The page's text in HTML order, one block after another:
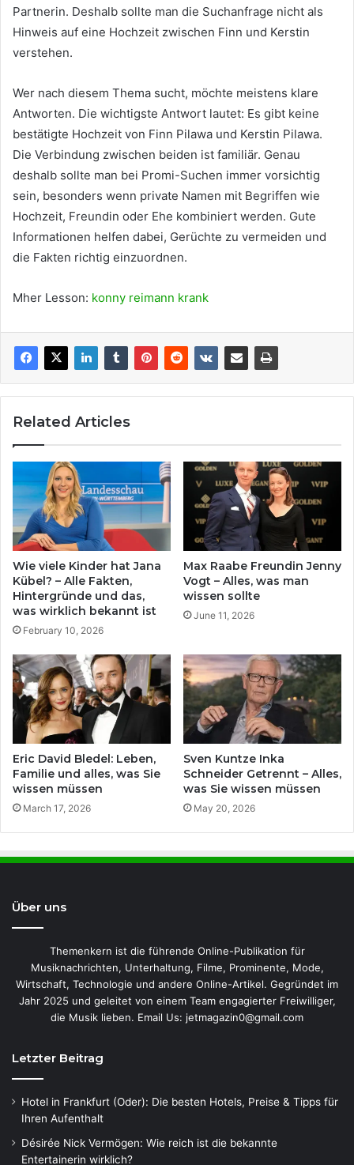
Partnerin. Deshalb sollte man die Suchanfrage nicht als
Hinweis auf eine Hochzeit zwischen Finn und Kerstin
verstehen.
Wer nach diesem Thema sucht, möchte meistens klare
Antworten. Die wichtigste Antwort lautet: Es gibt keine
bestätigte Hochzeit von Finn Pilawa und Kerstin Pilawa.
Die Verbindung zwischen beiden ist familiär. Genau
deshalb sollte man bei Promi-Suchen immer vorsichtig
sein, besonders wenn private Namen mit Begriffen wie
Hochzeit, Freundin oder Ehe kombiniert werden. Gute
Informationen helfen dabei, Gerüchte zu vermeiden und
die Fakten richtig einzuordnen.
Mher Lesson: konny reimann krank
Related Articles
Wie viele Kinder hat Jana
Kübel? – Alle Fakten,
Hintergründe und das,
was wirklich bekannt ist
February 10, 2026
Max Raabe Freundin Jenny
Vogt – Alles, was man
wissen sollte
June 11, 2026
Eric David Bledel: Leben,
Familie und alles, was Sie
wissen müssen
March 17, 2026
Sven Kuntze Inka
Schneider Getrennt – Alles,
was Sie wissen müssen
May 20, 2026
Über uns
Themenkern ist die führende Online-Publikation für
Musiknachrichten, Unterhaltung, Filme, Prominente, Mode,
Wirtschaft, Technologie und andere Online-Artikel. Gegründet im
Jahr 2025 und geleitet von einem Team engagierter Freiwilliger,
die Musik lieben. Email Us: jetmagazin0@gmail.com
Letzter Beitrag
Hotel in Frankfurt (Oder): Die besten Hotels, Preise & Tipps für
Ihren Aufenthalt
Désirée Nick Vermögen: Wie reich ist die bekannte
Entertainerin wirklich?